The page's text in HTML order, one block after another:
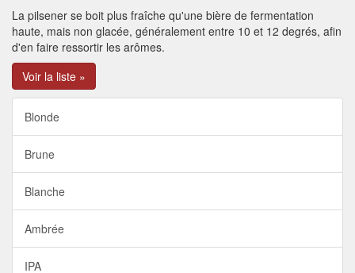
La pilsener se boit plus fraîche qu'une bière de fermentation
haute, mais non glacée, généralement entre 10 et 12 degrés, afin
d'en faire ressortir les arômes.
Voir la liste »
Blonde
Brune
Blanche
Ambrée
IPA